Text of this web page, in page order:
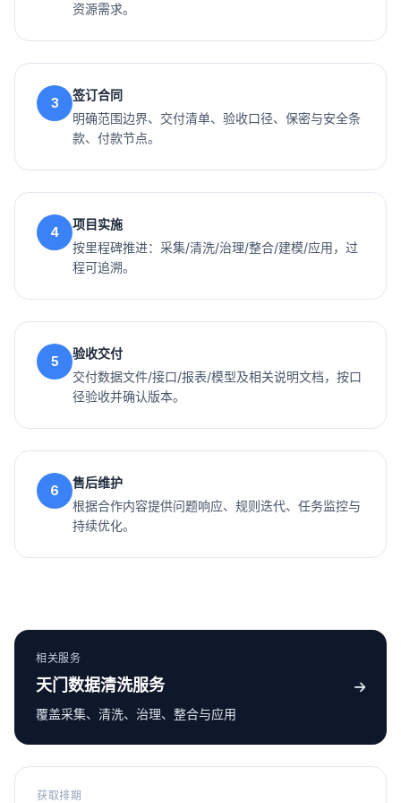
资源需求。
3
签订合同
明确范围边界、交付清单、验收口径、保密与安全条
款、付款节点。
4
项目实施
按里程碑推进：采集/清洗/治理/整合/建模/应用，过
程可追溯。
5
验收交付
交付数据文件/接口/报表/模型及相关说明文档，按口
径验收并确认版本。
6
售后维护
根据合作内容提供问题响应、规则迭代、任务监控与
持续优化。
相关服务
天门数据清洗服务
覆盖采集、清洗、治理、整合与应用
获取排期